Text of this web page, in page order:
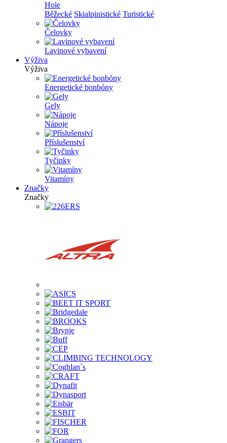
Hole
Běžecké Skialpinistické Turistické
Čelovky
Lavinové vybavení
Výživa
Výživa
Energetické bonbóny
Gely
Nápoje
Příslušenství
Tyčinky
Vitamíny
Značky
Značky